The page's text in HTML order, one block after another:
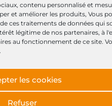
contenu personnalisé et
et améliorer les produits, Vous
ces traitements de données qui
légitime de nos partenaires, à
au fonctionnement de ce site.
les cookies
Refuser